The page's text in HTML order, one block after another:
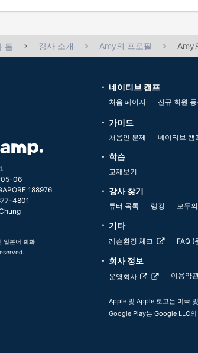
톱 강사 소개 Amy의 프로필 Amy
06
188976
4801
일본어 회화
네이티브 캠프
처음 페이지 신규 회원 등
가이드
처음인 분께 네이티브 캠
학습
교재보기
강사 찾기
튜터 목록 랭킹 모두
기타
레슨환경 체크 FAQ (
회사 정보
운영회사 이용약
Apple 및 Apple 로고는 미국
Google Play는 Google LLC의